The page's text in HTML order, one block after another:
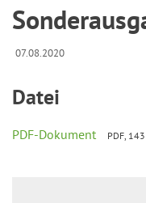
07.08.2020
Datei
PDF-Dokument PDF,